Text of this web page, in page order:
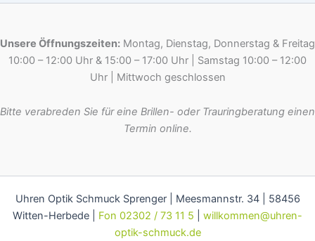
Unsere Öffnungszeiten: Montag, Dienstag, Donnerstag & Freitag
10:00 – 12:00 Uhr & 15:00 – 17:00 Uhr | Samstag 10:00 – 12:00
Uhr | Mittwoch geschlossen
Bitte verabreden Sie für eine Brillen- oder Trauringberatung einen
Termin online.
Uhren Optik Schmuck Sprenger | Meesmannstr. 34 | 58456
Witten-Herbede | Fon 02302 / 73 11 5
willkommen@uhren-
optik-schmuck.de